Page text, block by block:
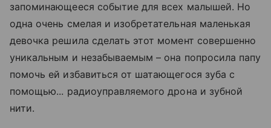
запоминающееся событие для всех малышей. Но
одна очень смелая и изобретательная маленькая
девочка решила сделать этот момент совершенно
уникальным и незабываемым – она попросила папу
помочь ей избавиться от шатающегося зуба с
помощью... радиоуправляемого дрона и зубной
нити.